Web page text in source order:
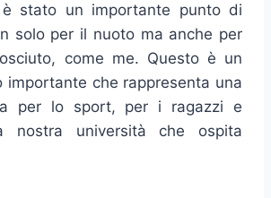
stato un importante punto di
solo per il nuoto ma anche per
come me. Questo è un
importante che rappresenta una
per lo sport, per i ragazzi e
nostra università che ospita